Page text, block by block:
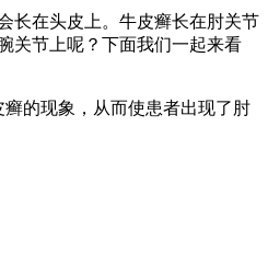
长在头皮上。牛皮癣长在肘关节
关节上呢？下面我们一起来看
的现象，从而使患者出现了肘